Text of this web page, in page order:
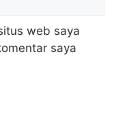
web saya
saya